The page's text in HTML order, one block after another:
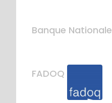
Banque Nationale
FADOQ